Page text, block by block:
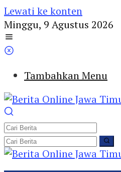
Lewati ke konten
Minggu, 9 Agustus 2026
Tambahkan Menu